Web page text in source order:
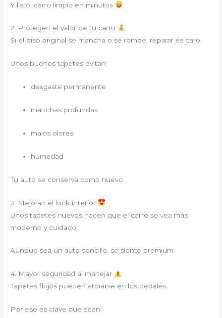
Y listo, carro limpio en minutos
2. Protegen el valor de tu carro
Si el piso original se mancha o se rompe, reparar es caro.
Unos buenos tapetes evitan:
desgaste permanente
manchas profundas
malos olores
humedad
Tu auto se conserva como nuevo.
3. Mejoran el look interior
Unos tapetes nuevos hacen que el carro se vea más
moderno y cuidado.
Aunque sea un auto sencillo, se siente premium.
4. Mayor seguridad al manejar
Tapetes flojos pueden atorarse en los pedales.
Por eso es clave que sean: